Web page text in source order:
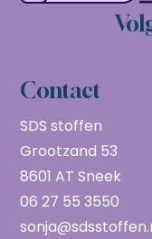
Contact
SDS stoffen
Grootzand 53
8601 AT Sneek
06 27 55 3550